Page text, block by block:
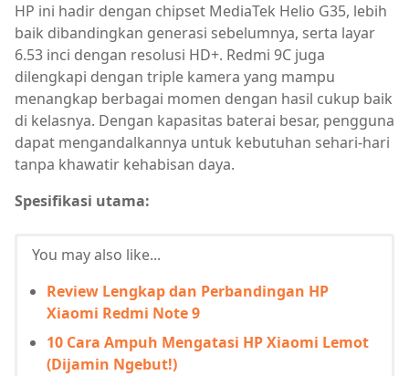
HP ini hadir dengan chipset MediaTek Helio G35, lebih
baik dibandingkan generasi sebelumnya, serta layar
6.53 inci dengan resolusi HD+. Redmi 9C juga
dilengkapi dengan triple kamera yang mampu
menangkap berbagai momen dengan hasil cukup baik
di kelasnya. Dengan kapasitas baterai besar, pengguna
dapat mengandalkannya untuk kebutuhan sehari-hari
tanpa khawatir kehabisan daya.
Spesifikasi utama:
You may also like...
Review Lengkap dan Perbandingan HP
Xiaomi Redmi Note 9
10 Cara Ampuh Mengatasi HP Xiaomi Lemot
(Dijamin Ngebut!)